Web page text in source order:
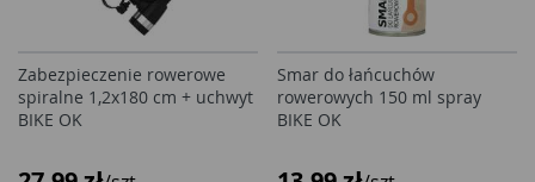
Zabezpieczenie rowerowe
spiralne 1,2x180 cm + uchwyt
BIKE OK
Smar do łańcuchów
rowerowych 150 ml spray
BIKE OK